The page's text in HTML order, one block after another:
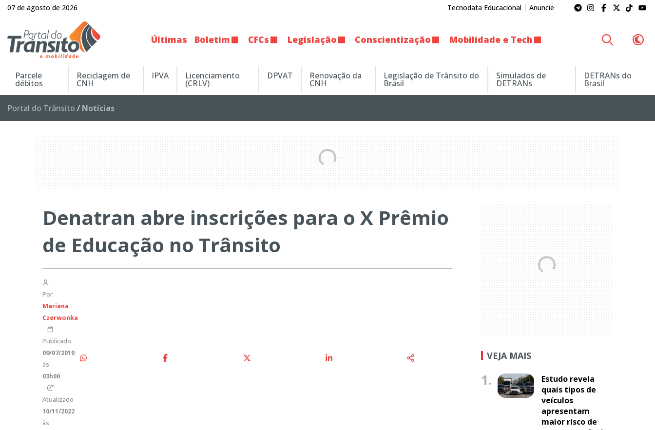
07 de agosto de 2026 Tecnodata Educacional Anuncie
Últimas Boletim CFCs Legislação Conscientização Mobilidade e Tech
Parcele
débitos
Reciclagem de
CNH
IPVA Licenciamento
(CRLV)
DPVAT Renovação da
CNH
Legislação de Trânsito do
Brasil
Simulados de
DETRANs
DETRANs do
Brasil
Portal do Trânsito / Notícias
Denatran abre inscrições para o X Prêmio
de Educação no Trânsito
Por
Mariana
Czerwonka
Publicado
09/07/2010
às
03h00
Atualizado
10/11/2022
às
VEJA MAIS
1.
Estudo revela
quais tipos de
veículos
apresentam
maior risco de